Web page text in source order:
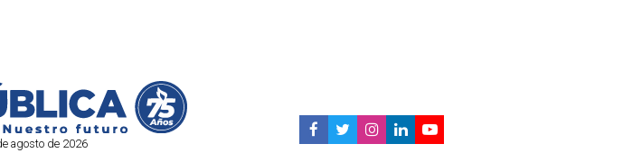
agosto de 2026